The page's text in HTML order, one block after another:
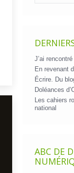
J’ai
En revenant
Écrire. Du
Doléances
Les cahiers
national
ABC DE